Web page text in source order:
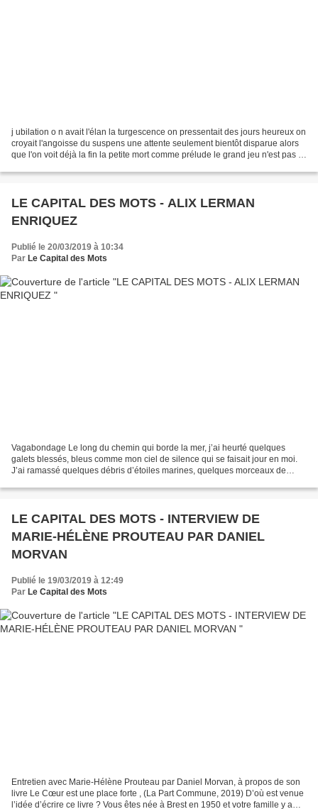
j ubilation o n avait l'élan la turgescence on pressentait des jours heureux on
croyait l'angoisse du suspens une attente seulement bientôt disparue alors
que l'on voit déjà la fin la petite mort comme prélude le grand jeu n'est pas si
LE CAPITAL DES MOTS - ALIX LERMAN
ENRIQUEZ
Publié le 20/03/2019 à 10:34
Par Le Capital des Mots
Vagabondage Le long du chemin qui borde la mer, j’ai heurté quelques
galets blessés, bleus comme mon ciel de silence qui se faisait jour en moi.
J’ai ramassé quelques débris d’étoiles marines, quelques morceaux de
LE CAPITAL DES MOTS - INTERVIEW DE
MARIE-HÉLÈNE PROUTEAU PAR DANIEL
MORVAN
Publié le 19/03/2019 à 12:49
Par Le Capital des Mots
Entretien avec Marie-Hélène Prouteau par Daniel Morvan, à propos de son
livre Le Cœur est une place forte , (La Part Commune, 2019) D’où est venue
l’idée d’écrire ce livre ? Vous êtes née à Brest en 1950 et votre famille y a